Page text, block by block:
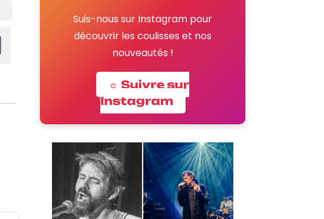
Suis-nous sur Instagram pour
découvrir les coulisses et nos
nouveautés !
☼ Suivre sur
Instagram